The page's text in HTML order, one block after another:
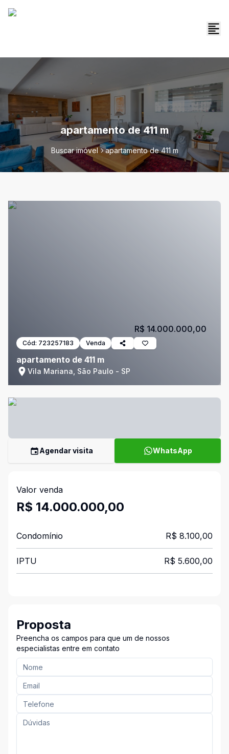
apartamento de 411 m
Buscar imóvel apartamento de 411 m
Cód: 723257183 Venda
apartamento de 411 m
Vila Mariana, São Paulo - SP
R$ 14.000.000,00
Agendar visita WhatsApp
Valor venda
R$ 14.000.000,00
Condomínio R$ 8.100,00
IPTU R$ 5.600,00
Proposta
Preencha os campos para que um de nossos
especialistas entre em contato